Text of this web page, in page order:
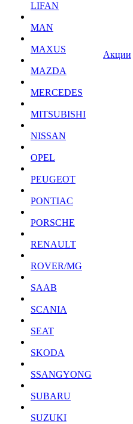
LIFAN
MAN
MAXUS
MAZDA
MERCEDES
MITSUBISHI
NISSAN
OPEL
PEUGEOT
PONTIAC
PORSCHE
RENAULT
ROVER/MG
SAAB
SCANIA
SEAT
SKODA
SSANGYONG
SUBARU
SUZUKI
Акции